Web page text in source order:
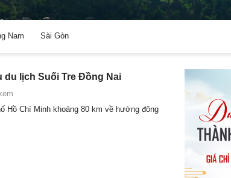
Nam Sài Gòn
lịch Suối Tre Đồng Nai
Hồ Chí Minh khoảng 80 km về hướng đông